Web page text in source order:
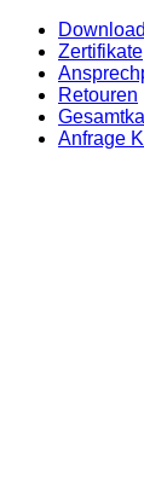
Zertifikate
Retouren
Anfrage